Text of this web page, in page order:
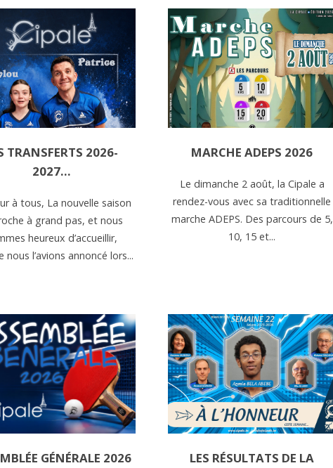
TRANSFERTS 2026-
2027…
à tous, La nouvelle saison
à grand pas, et nous
heureux d’accueillir,
nous l’avions annoncé lors...
MARCHE ADEPS 2026
Le dimanche 2 août, la Cipale a
rendez-vous avec sa traditionnelle
marche ADEPS. Des parcours de 5,
10, 15 et...
GÉNÉRALE 2026
LES RÉSULTATS DE LA